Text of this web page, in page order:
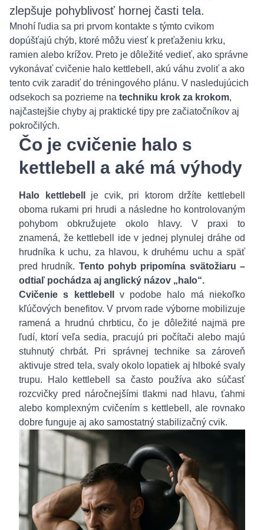
zlepšuje pohyblivosť hornej časti tela.
Mnohí ľudia sa pri prvom kontakte s týmto cvikom
dopúšťajú chýb, ktoré môžu viesť k preťaženiu krku,
ramien alebo krížov. Preto je dôležité vedieť, ako správne
vykonávať cvičenie halo kettlebell, akú váhu zvoliť a ako
tento cvik zaradiť do tréningového plánu. V nasledujúcich
odsekoch sa pozrieme na techniku krok za krokom,
najčastejšie chyby aj praktické tipy pre začiatočníkov aj
pokročilých.
Čo je cvičenie halo s
kettlebell a aké má výhody
Halo kettlebell
je cvik, pri ktorom držíte kettlebell
oboma rukami pri hrudi a následne ho kontrolovaným
pohybom obkružujete okolo hlavy. V praxi to
znamená, že kettlebell ide v jednej plynulej dráhe od
hrudníka k uchu, za hlavou, k druhému uchu a späť
pred hrudník. Tento pohyb pripomína svätožiaru –
odtiaľ pochádza aj anglický názov „halo“.
Cvičenie s kettlebell
v podobe halo má niekoľko
kľúčových benefitov. V prvom rade výborne mobilizuje
ramená a hrudnú chrbticu, čo je dôležité najmä pre
ľudí, ktorí veľa sedia, pracujú pri počítači alebo majú
stuhnutý chrbát. Pri správnej technike sa zároveň
aktivuje stred tela, svaly okolo lopatiek aj hlboké svaly
trupu. Halo kettlebell sa často používa ako súčasť
rozcvičky pred náročnejšími tlakmi nad hlavu, ťahmi
alebo komplexným cvičením s kettlebell, ale rovnako
dobre funguje aj ako samostatný stabilizačný cvik.